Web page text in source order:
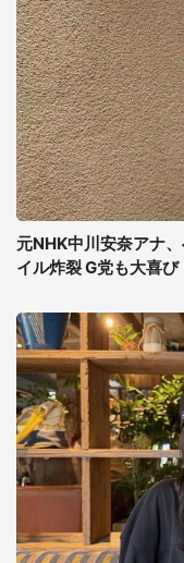
元NHK中川安奈アナ
イル炸裂 G党も大喜び